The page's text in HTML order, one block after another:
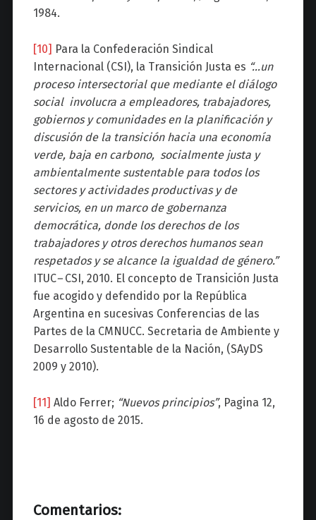
1984.
[10] Para la Confederación Sindical
Internacional (CSI), la Transición Justa es “…un
proceso intersectorial que mediante el diálogo
social involucra a empleadores, trabajadores,
gobiernos y comunidades en la planificación y
discusión de la transición hacia una economía
verde, baja en carbono, socialmente justa y
ambientalmente sustentable para todos los
sectores y actividades productivas y de
servicios, en un marco de gobernanza
democrática, donde los derechos de los
trabajadores y otros derechos humanos sean
respetados y se alcance la igualdad de género.”
ITUC– CSI, 2010. El concepto de Transición Justa
fue acogido y defendido por la República
Argentina en sucesivas Conferencias de las
Partes de la CMNUCC. Secretaria de Ambiente y
Desarrollo Sustentable de la Nación, (SAyDS
2009 y 2010).
[11] Aldo Ferrer; “Nuevos principios”, Pagina 12,
16 de agosto de 2015.
Comentarios: